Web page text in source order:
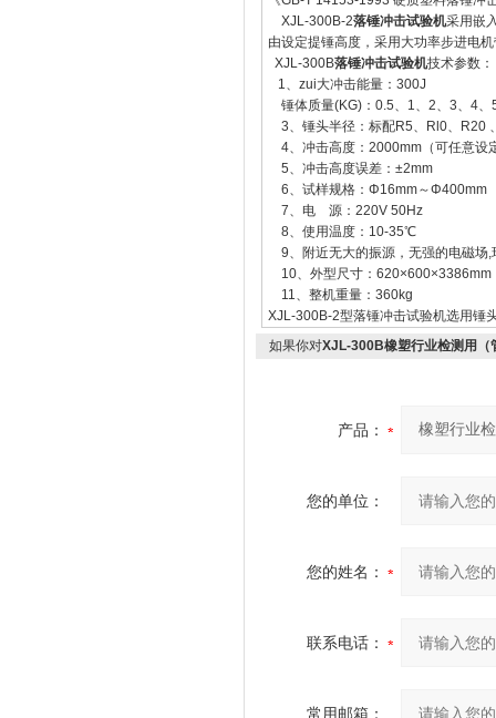
XJL-300B-2落锤冲击试验机采用嵌
由设定提锤高度，采用大功率步进电
XJL-300B落锤冲击试验机技术参数：
1、zui大冲击能量：300J
锤体质量(KG)：0.5、1、2、3、4
3、锤头半径：标配R5、Rl0、R20
4、冲击高度：2000mm（可任意设
5、冲击高度误差：±2mm
6、试样规格：Φ16mm～Φ400mm
7、电 源：220V 50Hz
8、使用温度：10-35℃
9、附近无大的振源，无强的电磁场,
10、外型尺寸：620×600×3386mm
11、整机重量：360kg
XJL-300B-2型落锤冲击试验机选用锤
如果你对XJL-300B橡塑行业检测用（
产品：
您的单位：
您的姓名：
联系电话：
常用邮箱：